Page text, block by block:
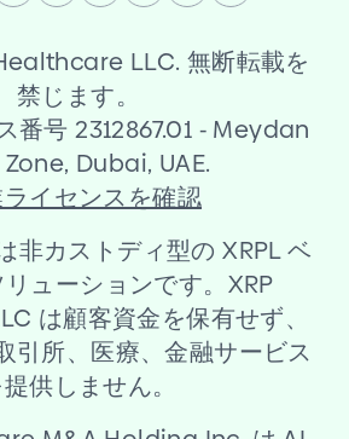
LLC. 無断転載を
禁じます。
番号 2312867.01 - Meydan
Dubai, UAE.
イセンスを確認
非カストディ型の XRPL ベ
ューションです。XRP
は顧客資金を保有せず、
引所、医療、金融サービス
供しません。